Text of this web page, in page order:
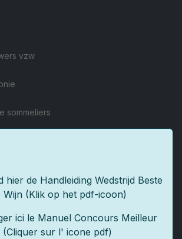
vzw
sommeliers
hier de Handleiding Wedstrijd Beste
Wijn (Klik op het pdf-icoon)
ici le Manuel Concours Meilleur
(Cliquer sur l' icone pdf)